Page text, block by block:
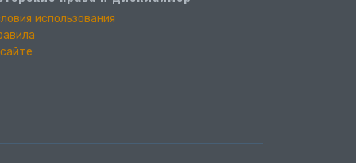
использования